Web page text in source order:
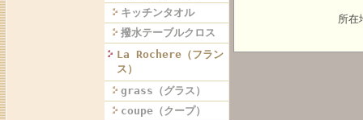
キッチンタオル
撥水テーブルクロス
La Rochere（フラン
ス）
grass（グラス）
coupe（クープ）
所